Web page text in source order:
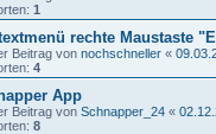
1
rechte Maustaste
Beitrag von nochschneller «
4
App
Beitrag von Schnapper_24 «
8